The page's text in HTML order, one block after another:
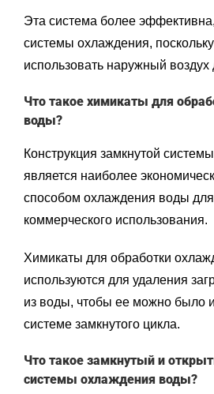
Эта система более
системы охлаждения,
использовать наружный
Что такое химикаты для
воды?
Конструкция замкнутой
является наиболее
способом охлаждения воды
коммерческого использования.
Химикаты для обработки
используются для удаления
из воды, чтобы ее можно было
системе замкнутого цикла.
Что такое замкнутый и
системы охлаждения воды?